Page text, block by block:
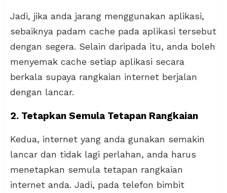
Jadi, jika anda jarang menggunakan aplikasi,
sebaiknya padam cache pada aplikasi tersebut
dengan segera. Selain daripada itu, anda boleh
menyemak cache setiap aplikasi secara
berkala supaya rangkaian internet berjalan
dengan lancar.
2. Tetapkan Semula Tetapan Rangkaian
Kedua, internet yang anda gunakan semakin
lancar dan tidak lagi perlahan, anda harus
menetapkan semula tetapan rangkaian
internet anda. Jadi, pada telefon bimbit